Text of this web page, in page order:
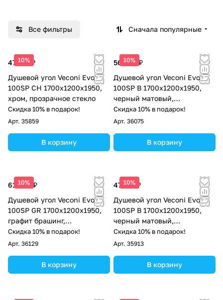
Все фильтры Сначала популярные
10%
47 774 ₽
Душевой угол Veconi Evo
100SP CH 1700х1200x1950,
хром, прозрачное стекло
Скидка 10% в подарок!
Арт. 35859
В корзину
10%
56 956 ₽
Душевой угол Veconi Evo
100SP B 1700х1200x1950,
черный матовый,
тонированное стекло
Скидка 10% в подарок!
Арт. 36075
В корзину
10%
61 660 ₽
Душевой угол Veconi Evo
100SP GR 1700х1200x1950,
графит брашинг,
тонированное стекло
Скидка 10% в подарок!
Арт. 36129
В корзину
10%
47 774 ₽
Душевой угол Veconi Evo
100SP B 1700х1200x1950,
черный матовый,
прозрачное стекло
Скидка 10% в подарок!
Арт. 35913
В корзину